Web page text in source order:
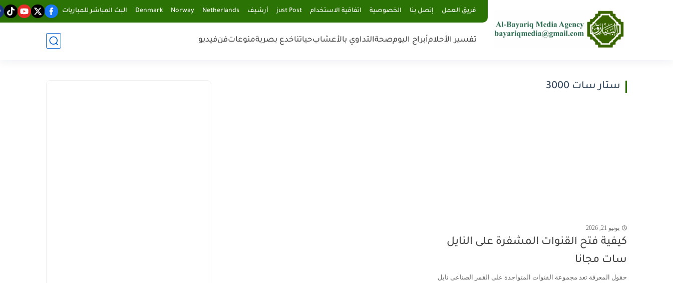
فريق العمل إتصل بنا الخصوصية اتفاقية الاستخدام just Post أرشيف Netherlands
Norway
Denmark البث المباشر للمباريات
تفسير الأحلامأبراج اليومصحةالتداوي بالأعشابحياتناخدع بصريةمنوعاتفنفيديو
ستار سات 3000
يونيو 21, 2026
كيفية فتح القنوات المشفرة على النايل
سات مجانا
حقول المعرفة تعد مجموعة القنوات المتواجدة على القمر الصناعى نايل